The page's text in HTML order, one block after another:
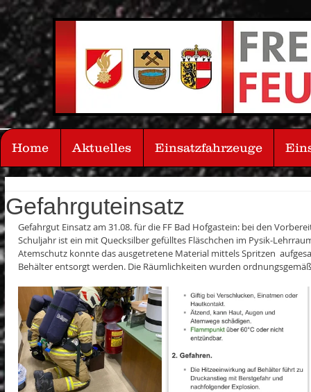
Gefahrguteinsatz
Gefahrgut Einsatz am 31.08. für die FF Bad Hofgastein: bei den
Schuljahr ist ein mit Quecksilber gefülltes Fläschchen im Pysik-
Atemschutz konnte das ausgetretene Material mittels Spritzen
Behälter entsorgt werden. Die Räumlichkeiten wurden
Home Aktuelles Einsatzfahrzeuge